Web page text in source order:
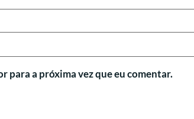
para a próxima vez que eu comentar.